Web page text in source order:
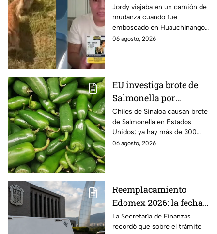
perritas": Asaltan a un
joven, vacían sus
cuentas y le roban a sus
mascotas en
Jordy viajaba en un camión de
mudanza cuando fue
emboscado en Huauchinango,
Puebla, Además de quitarle
06 agosto, 2026
EU investiga brote de
Salmonella por
jalapeños de Sinaloa
Chiles de Sinaloa causan brote
de Salmonella en Estados
Unidos; ya hay más de 300
enfermos en 27 estados.
06 agosto, 2026
Reemplacamiento
Edomex 2026: la fecha
límite para obtener el
100% de descuento
La Secretaría de Finanzas
recordó que sobre el trámite